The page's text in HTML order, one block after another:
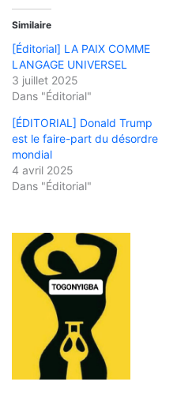
Similaire
[Éditorial] LA PAIX COMME
LANGAGE UNIVERSEL
3 juillet 2025
Dans "Éditorial"
[ÉDITORIAL] Donald Trump
est le faire-part du désordre
mondial
4 avril 2025
Dans "Éditorial"